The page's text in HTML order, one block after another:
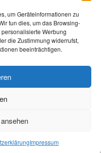
um Geräteinformationen zu
tun dies, um das Browsing-
Werbung
die Zustimmung widerrufst,
beeinträchtigen.
Impressum